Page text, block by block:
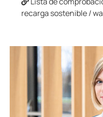
recarga sostenible /